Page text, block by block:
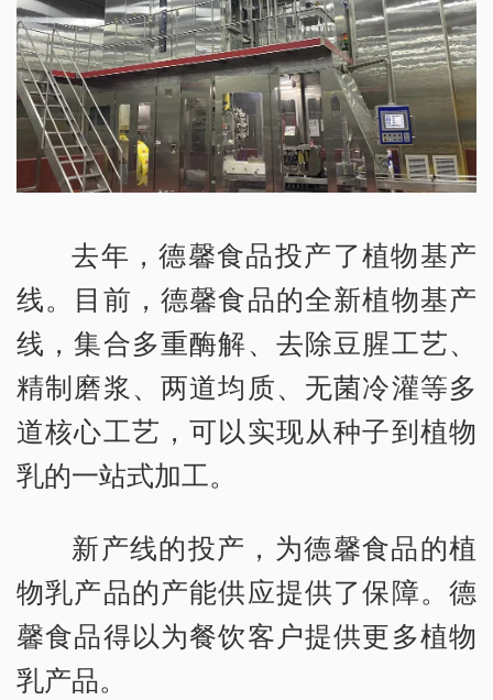
去年，德馨食品投产了植物基产
线。目前，德馨食品的全新植物基产
线，集合多重酶解、去除豆腥工艺、
精制磨浆、两道均质、无菌冷灌等多
道核心工艺，可以实现从种子到植物
乳的一站式加工。
新产线的投产，为德馨食品的植
物乳产品的产能供应提供了保障。德
馨食品得以为餐饮客户提供更多植物
乳产品。